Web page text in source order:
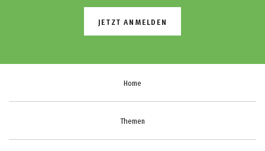
JETZT ANMELDEN
Home
Themen